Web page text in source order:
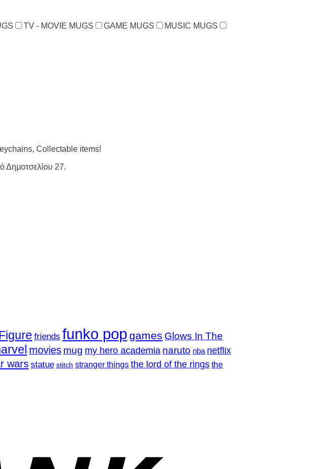
TV - MOVIE MUGS GAME MUGS
MUSIC MUGS
Collectable items!
Δημοτσελίου 27.
friends funko pop games Glows In The
movies mug my hero academia naruto nba netflix
wars statue stitch stranger things the lord of the rings the